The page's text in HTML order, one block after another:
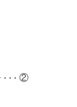
⋯ ②